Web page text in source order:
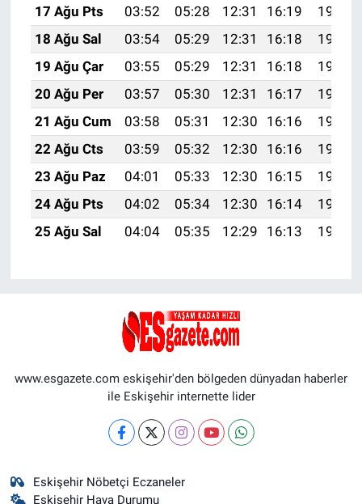
17 Ağu Pts
03:52 05:28 12:31 16:19
19:25
18 Ağu Sal
03:54 05:29 12:31 16:18
19:24
19 Ağu Çar
03:55 05:29 12:31 16:18
19:22
20 Ağu Per
03:57 05:30 12:31 16:17
19:21
21 Ağu Cum
03:58 05:31 12:30 16:16
19:19
22 Ağu Cts
03:59 05:32 12:30 16:16
19:18
23 Ağu Paz
04:01 05:33 12:30 16:15
19:16
24 Ağu Pts
04:02 05:34 12:30 16:14
19:15
25 Ağu Sal
04:04 05:35 12:29 16:13 19:13
www.esgazete.com eskişehir'den bölgeden dünyadan haberler
ile Eskişehir internette lider
Eskişehir Nöbetçi Eczaneler
Eskişehir Hava Durumu